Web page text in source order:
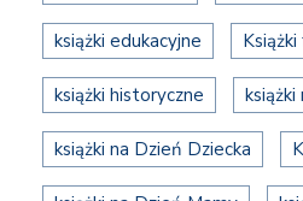
książki edukacyjne
książki historyczne książki
książki na Dzień Dziecka